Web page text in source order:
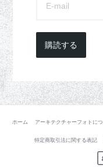
購読する
ホーム アーキテクチャーフォトに
特定商取引法に関する表記